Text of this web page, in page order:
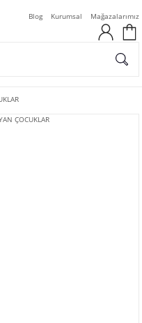
Blog Kurumsal Mağazalarımız